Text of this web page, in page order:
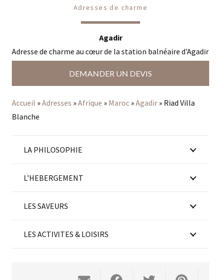
Adresses de charme
Agadir
Adresse de charme au cœur de la station balnéaire d'Agadir
DEMANDER UN DEVIS
Accueil »Adresses »Afrique » Maroc »Agadir » Riad Villa
Blanche
LA PHILOSOPHIE
L’HEBERGEMENT
LES SAVEURS
LES ACTIVITES & LOISIRS